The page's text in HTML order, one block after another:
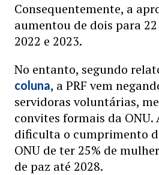
Consequentemente, a
aumentou de dois para
2022 e 2023.
No entanto, segundo
coluna, a PRF vem
servidoras voluntárias,
convites formais da ONU.
dificulta o cumprimento
ONU de ter 25% de
de paz até 2028.